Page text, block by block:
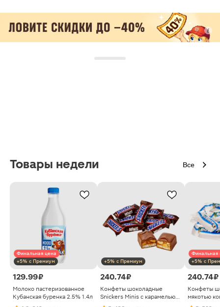
Товары недели Все
Финальная цена
+5% с Премиум
129.99 ₽
Молоко пастеризованное
Кубанская буренка 2.5% 1.4л
+5% с Премиум
240.74 ₽
Конфеты шоколадные
Snickers Minis с карамелью
арахисом и нугой
Финальная
+5% с
240.74 ₽
Конфеты
мякотью